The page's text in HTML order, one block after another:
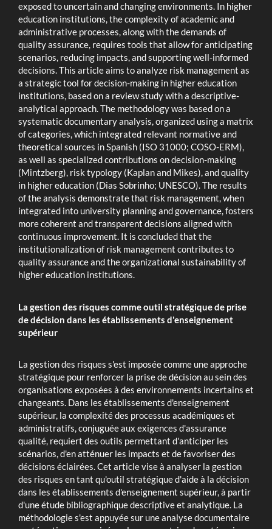
exposed to uncertain and changing environments. In higher
education institutions, the complexity of academic and
administrative processes, along with the demands of
quality assurance, requires tools that allow for anticipating
scenarios, reducing impacts, and supporting well-informed
decisions. This article aims to analyze risk management as
a strategic tool for decision-making in higher education
institutions, based on a review study with a descriptive-
analytical approach. The methodology was based on a
systematic documentary analysis, organized using a matrix
of categories, which integrated relevant normative and
theoretical sources in Spanish (ISO 31000; COSO-ERM),
as well as specialized contributions on decision-making
(Mintzberg), risk typology (Kaplan and Mikes), and quality
in higher education (Dias Sobrinho; UNESCO). The results
of the analysis demonstrate that risk management, when
integrated into university planning and governance, fosters
more coherent and transparent decisions aligned with
continuous improvement. It is concluded that the
institutionalization of risk management contributes to
quality assurance and the organizational sustainability of
higher education institutions.
La gestion des risques comme outil stratégique de prise
de décision dans les établissements d'enseignement
supérieur
La gestion des risques s'est imposée comme une approche
stratégique pour renforcer la prise de décision au sein des
organisations exposées à des environnements incertains et
changeants. Dans les établissements d'enseignement
supérieur, la complexité des processus académiques et
administratifs, conjuguée aux exigences d'assurance
qualité, requiert des outils permettant d'anticiper les
scénarios, d'en atténuer les impacts et de favoriser des
décisions éclairées. Cet article vise à analyser la gestion
des risques en tant qu'outil stratégique d'aide à la décision
dans les établissements d'enseignement supérieur, à partir
d'une étude bibliographique descriptive et analytique. La
méthodologie s'est appuyée sur une analyse documentaire